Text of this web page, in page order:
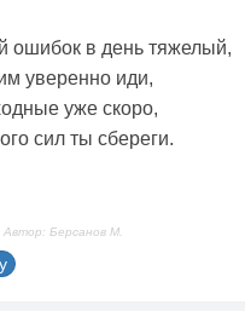
ошибок в день тяжелый,
уверенно иди,
уже скоро,
сил ты сбереги.
Берсанов М.